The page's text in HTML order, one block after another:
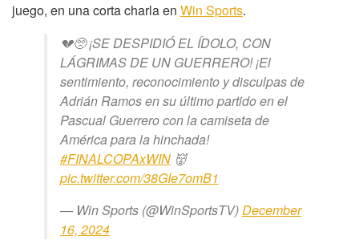
juego, en una corta charla en Win Sports.
💔🥺 ¡SE DESPIDIÓ EL ÍDOLO, CON
LÁGRIMAS DE UN GUERRERO! ¡El
sentimiento, reconocimiento y disculpas de
Adrián Ramos en su último partido en el
Pascual Guerrero con la camiseta de
América para la hinchada!
#FINALCOPAxWIN 👹
pic.twitter.com/38GIe7omB1
— Win Sports (@WinSportsTV)December
16, 2024